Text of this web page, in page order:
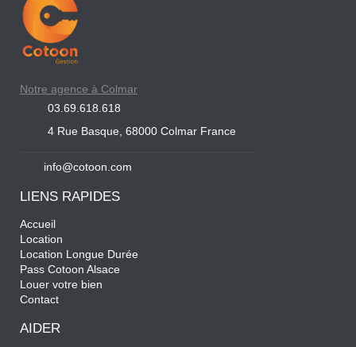
Notre agence à Colmar
03.69.618.618
4 Rue Basque, 68000 Colmar France
info@cotoon.com
LIENS RAPIDES
Accueil
Location
Location Longue Durée
Pass Cotoon Alsace
Louer votre bien
Contact
AIDER